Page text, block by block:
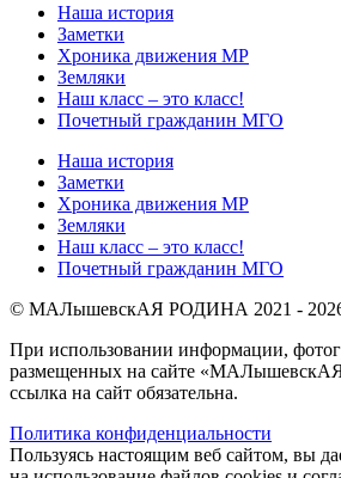
Наша история
Заметки
Хроника движения МР
Земляки
Наш класс – это класс!
Почетный гражданин МГО
Наша история
Заметки
Хроника движения МР
Земляки
Наш класс – это класс!
Почетный гражданин МГО
© МАЛышевскАЯ РОДИНА 2021 -
При использовании информации,
размещенных на сайте
ссылка на сайт обязательна.
Политика конфиденциальности
Пользуясь настоящим веб сайтом, вы